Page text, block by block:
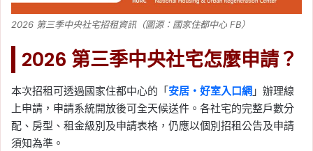
2026 第三季中央社宅招租資訊（圖源：國家住都中心 FB）
2026 第三季中央社宅怎麼申請？
本次招租可透過國家住都中心的「 安居・好室入口網 」辦理線
上申請，申請系統開放後可全天候送件。各社宅的完整戶數分
配、房型、租金級別及申請表格，仍應以個別招租公告及申請
須知為準。